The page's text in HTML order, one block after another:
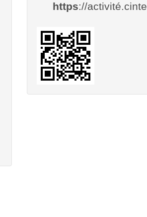
https://